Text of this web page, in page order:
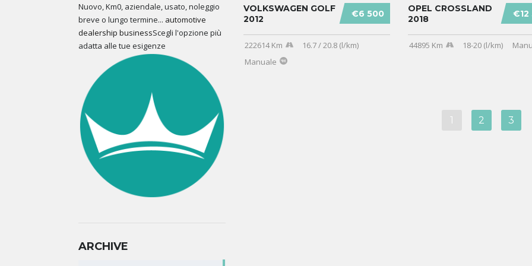
Nuovo, Km0, aziendale, usato, noleggio
breve o lungo termine... automotive
dealership businessScegli l'opzione più
adatta alle tue esigenze
ARCHIVE
€6 500
VOLKSWAGEN GOLF
2012
222614 Km
16.7 / 20.8 (l/km)
Manuale
€12
OPEL CROSSLAND
2018
44895 Km 18-20 (l/km)
1 2 3